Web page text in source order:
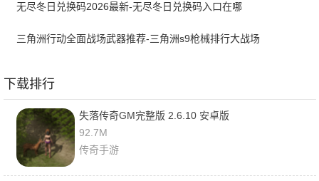
无尽冬日兑换码2026最新-无尽冬日兑换码入口在哪
三角洲行动全面战场武器推荐-三角洲s9枪械排行大战场
下载排行
失落传奇GM完整版 2.6.10 安卓版
92.7M
传奇手游